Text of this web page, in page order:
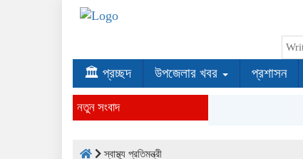
🏛 প্রচ্ছদ উপজেলার খবর প্রশাসন
নতুন সংবাদ
স্বাস্থ্য প্রতিমন্ত্রী